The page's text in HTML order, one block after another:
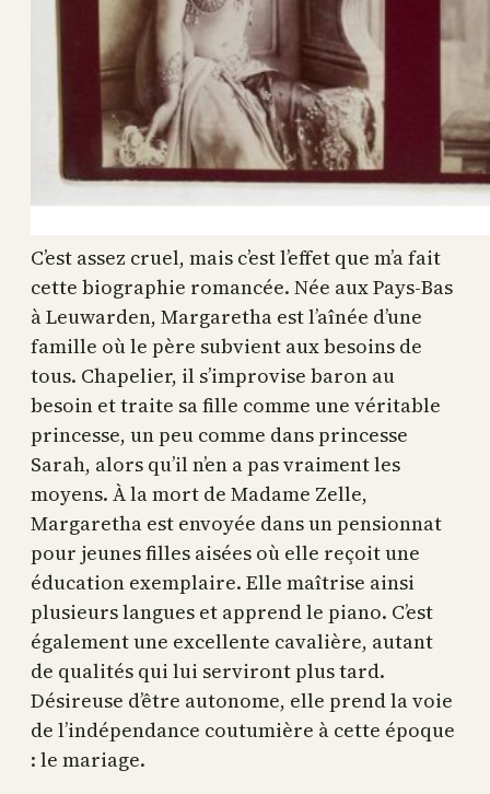
C’est assez cruel, mais c’est l’effet que m’a fait
cette biographie romancée. Née aux Pays-Bas
à Leuwarden, Margaretha est l’aînée d’une
famille où le père subvient aux besoins de
tous. Chapelier, il s’improvise baron au
besoin et traite sa fille comme une véritable
princesse, un peu comme dans princesse
Sarah, alors qu’il n’en a pas vraiment les
moyens. À la mort de Madame Zelle,
Margaretha est envoyée dans un pensionnat
pour jeunes filles aisées où elle reçoit une
éducation exemplaire. Elle maîtrise ainsi
plusieurs langues et apprend le piano. C’est
également une excellente cavalière, autant
de qualités qui lui serviront plus tard.
Désireuse d’être autonome, elle prend la voie
de l’indépendance coutumière à cette époque
: le mariage.